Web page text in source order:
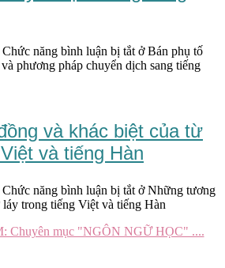
Chức năng bình luận bị tắt ở Bán phụ tố
phương pháp chuyển dịch sang tiếng
và khác biệt của từ
và tiếng Hàn
Chức năng bình luận bị tắt ở Những tương
trong tiếng Việt và tiếng Hàn
Chuyên mục "NGÔN NGỮ HỌC" ....